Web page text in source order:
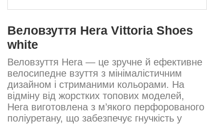
Веловзуття Hera Vittoria Shoes
white
Веловзуття Hera — це зручне й ефективне
велосипедне взуття з мінімалістичним
дизайном і стриманими кольорами. На
відміну від жорстких топових моделей,
Hera виготовлена з м’якого перфорованого
поліуретану, що забезпечує гнучкість у